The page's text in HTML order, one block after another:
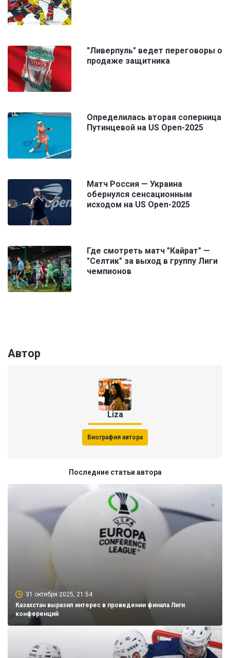
"Ливерпуль" ведет переговоры о
продаже защитника
Определилась вторая соперница
Путинцевой на US Open-2025
Матч Россия — Украина
обернулся сенсационным
исходом на US Open-2025
Где смотреть матч "Кайрат" —
"Селтик" за выход в группу Лиги
чемпионов
Автор
Liza
Биография автора
Последние статьи автора
31 октября 2025, 21:54
Казахстан выразил интерес в проведении финала Лиги
конференций